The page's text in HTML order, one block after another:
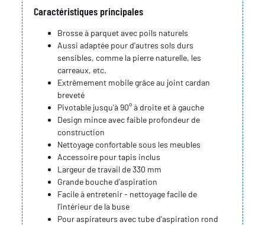
Caractéristiques principales
Brosse à parquet avec poils naturels
Aussi adaptée pour d'autres sols durs
sensibles, comme la pierre naturelle, les
carreaux, etc.
Extrêmement mobile grâce au joint cardan
breveté
Pivotable jusqu'à 90° à droite et à gauche
Design mince avec faible profondeur de
construction
Nettoyage confortable sous les meubles
Accessoire pour tapis inclus
Largeur de travail de 330 mm
Grande bouche d'aspiration
Facile à entretenir - nettoyage facile de
l'intérieur de la buse
Pour aspirateurs avec tube d'aspiration rond